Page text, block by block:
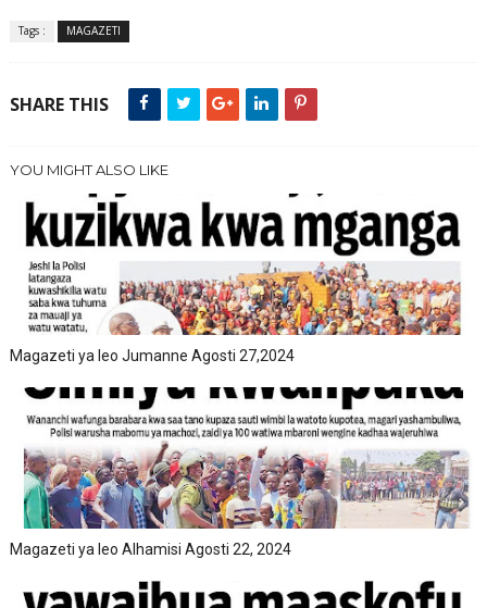
Tags : MAGAZETI
SHARE THIS
YOU MIGHT ALSO LIKE
Magazeti ya leo Jumanne Agosti 27,2024
Magazeti ya leo Alhamisi Agosti 22, 2024